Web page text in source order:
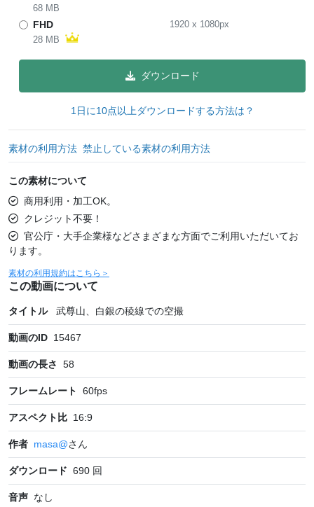
68 MB
FHD 1920x 1080px
28 MB
ダウンロード
1日に10点以上ダウンロードする方法は？
素材の利用方法 禁止している素材の利用方法
この素材について
商用利用・加工OK。
クレジット不要！
官公庁・大手企業様などさまざまな方面でご利用いただいてお
ります。
素材の利用規約はこちら＞
この動画について
タイトル 武尊山、白銀の稜線での空撮
動画のID 15467
動画の長さ 58
フレームレート 60fps
アスペクト比 16:9
作者 masa@さん
ダウンロード 690 回
音声 なし